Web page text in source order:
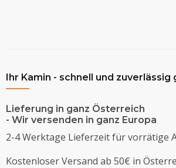
Ihr Kamin - schnell und
Lieferung in ganz Österreich
- Wir versenden in ganz Europa
2-4 Werktage Lieferzeit für vorrätige
Kostenloser Versand ab 50€ in